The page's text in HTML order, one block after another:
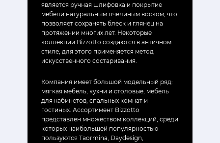
является ручная шлифовка и покрытие
мебели натуральным пчелиным воском, что
позволяет сохранять блеск и глянец на
протяжении многих лет. Некоторые
коллекции Bizzotto создаются в античном
стиле, для этого применяется метод
искусственного состаривания.
Компания имеет большой модельный ряд:
мягкая мебель, кухни и столовые, мебель
для кабинетов, спальных комнат и
гостиных. Ассортимент Bizzotto
представлен множеством коллекций, среди
которых наибольшей популярностью
пользуются Taormina, Daydesign,